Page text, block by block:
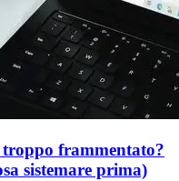
frammentato?
sistemare prima)